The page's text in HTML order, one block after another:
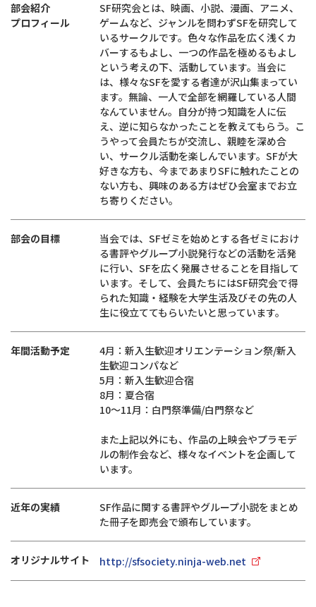
部会紹介
プロフィール
SF研究会とは、映画、小説、漫画、アニメ、
ゲームなど、ジャンルを問わずSFを研究して
いるサークルです。色々な作品を広く浅くカ
バーするもよし、一つの作品を極めるもよし
という考えの下、活動しています。当会に
は、様々なSFを愛する者達が沢山集まってい
ます。無論、一人で全部を網羅している人間
なんていません。自分が持つ知識を人に伝
え、逆に知らなかったことを教えてもらう。こ
うやって会員たちが交流し、親睦を深め合
い、サークル活動を楽しんでいます。SFが大
好きな方も、今まであまりSFに触れたことの
ない方も、興味のある方はぜひ会室までお立
ち寄りください。
部会の目標
当会では、SFゼミを始めとする各ゼミにおけ
る書評やグループ小説発行などの活動を活発
に行い、SFを広く発展させることを目指して
います。そして、会員たちにはSF研究会で得
られた知識・経験を大学生活及びその先の人
生に役立ててもらいたいと思っています。
年間活動予定
4月：新入生歓迎オリエンテーション祭/新入
生歓迎コンパなど
5月：新入生歓迎合宿
8月：夏合宿
10～11月：白門祭準備/白門祭など
また上記以外にも、作品の上映会やプラモデ
ルの制作会など、様々なイベントを企画して
います。
近年の実績
SF作品に関する書評やグループ小説をまとめ
た冊子を即売会で頒布しています。
オリジナルサイト http://sfsociety.ninja-web.net